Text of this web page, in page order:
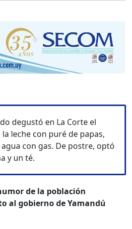
degustó en La Corte el
leche con puré de papas,
con gas. De postre, optó
y un té.
de la población
al gobierno de Yamandú